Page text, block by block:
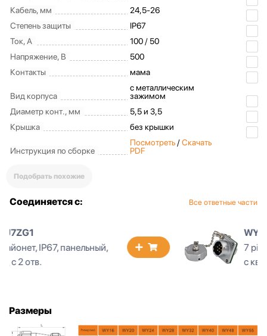
Кабель, мм
24,5-26
Степень защиты
IP67
Ток, А
100 / 50
Напряжение, В
500
Контакты
мама
Вид корпуса
с металлическим
зажимом
Диаметр конт., мм
5,5 и 3,5
Крышка
без крышки
Инструкция по сборке
Посмотреть /Скачать
PDF
Подобрать похожие
Соединяется с: Все ответные части
7 pin, байонет, IP67, панельный
Размеры